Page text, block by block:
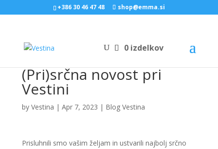
+386 30 46 47 48 shop@emma.si
0 izdelkov
(Pri)srčna novost pri
Vestini
by Vestina | Apr 7, 2023 | Blog Vestina
Prisluhnili smo vašim željam in ustvarili najbolj srčno